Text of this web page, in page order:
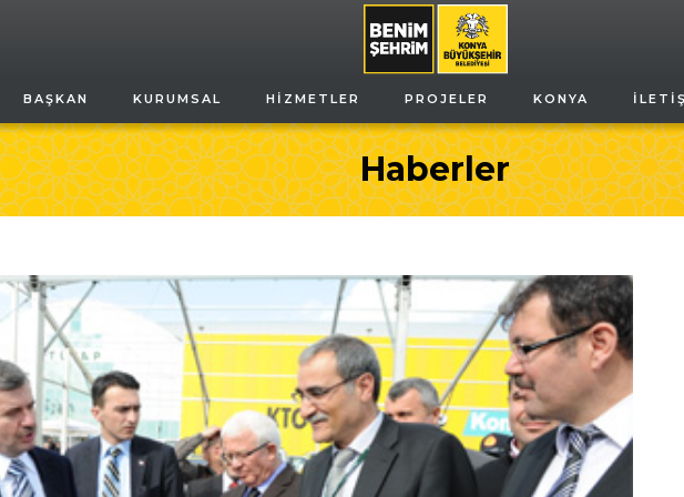
BAŞKAN KURUMSAL HIZMETLER PROJELER KONYA
Haberler